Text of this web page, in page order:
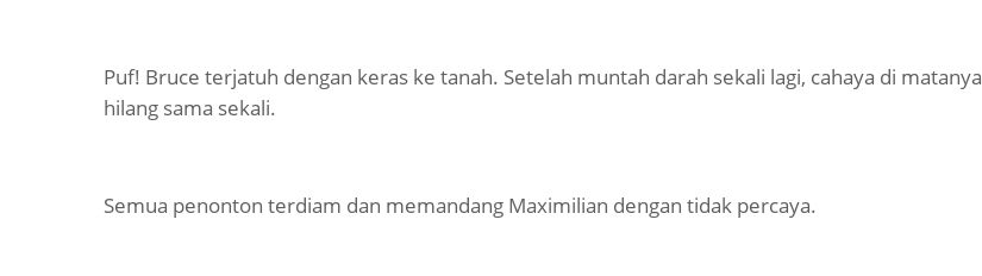
Puf! Bruce terjatuh dengan keras ke tanah. Setelah muntah darah sekali lagi, cahaya di matanya
hilang sama sekali.
Semua penonton terdiam dan memandang Maximilian dengan tidak percaya.